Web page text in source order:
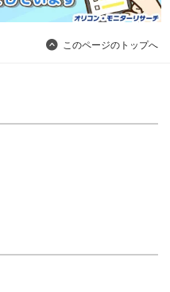
このページのトップへ